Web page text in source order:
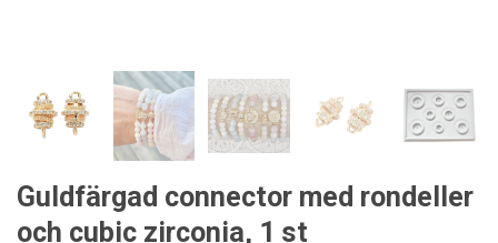
Guldfärgad connector med rondeller
och cubic zirconia, 1 st